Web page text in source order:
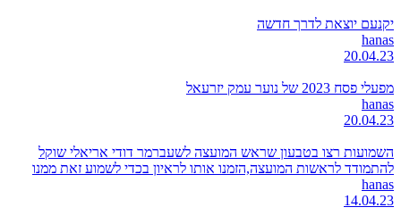
יקנעם יוצאת לדרך חדשה
hanas
20.04.23
מפעלי פסח 2023 של נוער עמק יזרעאל
hanas
20.04.23
השמועות רצו בטבעון שראש המועצה לשעברמר דודי אריאלי שוקל
להתמודד לראשות המועצה,הזמנו אותו לראיון בכדי לשמוע זאת ממנו
hanas
14.04.23